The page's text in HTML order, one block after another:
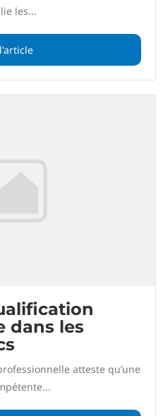
les...
dans les
atteste qu’une